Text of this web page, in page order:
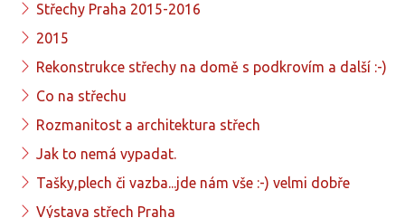
Střechy Praha 2015-2016
2015
Rekonstrukce střechy na domě s podkrovím a další :-)
Co na střechu
Rozmanitost a architektura střech
Jak to nemá vypadat.
Tašky,plech či vazba...jde nám vše :-) velmi dobře
Výstava střech Praha